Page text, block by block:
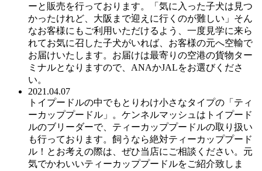
ーと販売を行っております。「気に入った子犬は見つ
かったけれど、大阪まで迎えに行くのが難しい」そん
なお客様にもご利用いただけるよう、一度見学に来ら
れてお気に召した子犬がいれば、お客様の元へ空輸で
お届けいたします。お届けは最寄りの空港の貨物ター
ミナルとなりますので、ANAかJALをお選びくださ
い。
2021.04.07
トイプードルの中でもとりわけ小さなタイプの「ティ
ーカッププードル」。ケンネルマッシュはトイプード
ルのブリーダーで、ティーカッププードルの取り扱い
も行っております。飼うなら絶対ティーカッププード
ル！とお考えの際は、ぜひ当店にご相談ください。元
気でかわいいティーカッププードルをご紹介致しま